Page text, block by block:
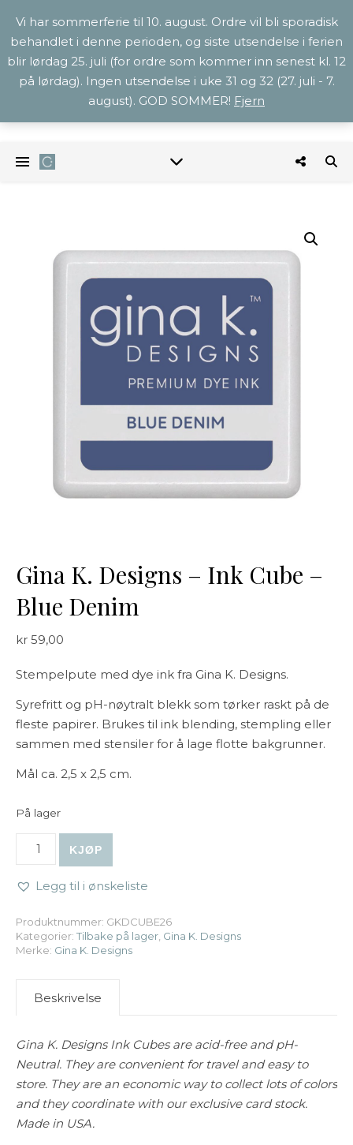
Gina K. Designs – Ink Cube –
Blue Denim
kr 59,00
Stempelpute med dye ink fra Gina K. Designs.
Syrefritt og pH-nøytralt blekk som tørker raskt på de
fleste papirer. Brukes til ink blending, stempling eller
sammen med stensiler for å lage flotte bakgrunner.
Mål ca. 2,5 x 2,5 cm.
På lager
KJØP
Legg til i ønskeliste
Produktnummer: GKDCUBE26
Kategorier: Tilbake på lager Gina K. Designs
Merke: Gina K. Designs
Beskrivelse
Gina K. Designs Ink Cubes are acid-free and pH-
Neutral. They are convenient for travel and easy to
store. They are an economic way to collect lots of colors
and they coordinate with our exclusive card stock.
Made in USA.
Vi har sommerferie til 10. august. Ordre vil bli sporadisk
behandlet i denne perioden, og siste utsendelse i ferien
blir lørdag 25. juli (for ordre som kommer inn senest kl. 12
på lørdag). Ingen utsendelse i uke 31 og 32 (27. juli - 7.
august). GOD SOMMER! Fjern